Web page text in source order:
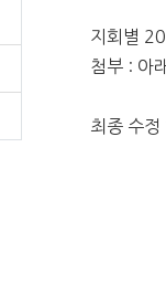
본문
지회별
첨부 : 아
최종 수